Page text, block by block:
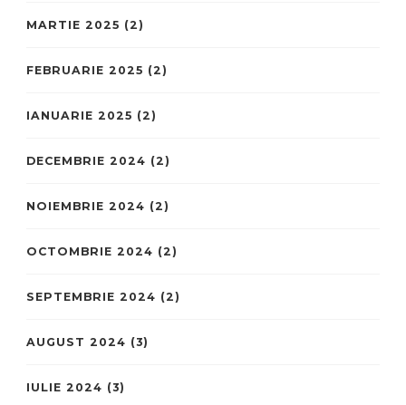
MARTIE 2025 (2)
FEBRUARIE 2025 (2)
IANUARIE 2025 (2)
DECEMBRIE 2024 (2)
NOIEMBRIE 2024 (2)
OCTOMBRIE 2024 (2)
SEPTEMBRIE 2024 (2)
AUGUST 2024 (3)
IULIE 2024 (3)